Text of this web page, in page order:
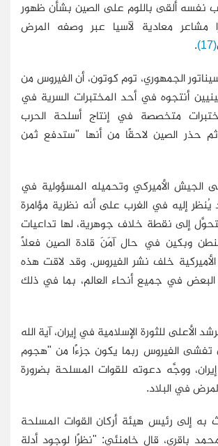
نفسه ألقى باللوم على الصين بشأن ظهور
مشاعر معادية لآسيا عبر وصفه المرض
(17)
.
الجمهوري، توم كوتون، أن الفيروس من
أنتجوه في أحد المختبرات السرية في
متخصصة في إنتاج أسلحة الحرب
حذر الصين لاحقًا من أنها "ستدفع ثمن
الجيش الأميركي وتحميله المسؤولية في
يُنظر إليه في الغرب على أنه نظرية مؤامرة
إلى نقطة خلاف جوهرية، لها تداعيات
وبكين في حال آمَنَ قادة الصين فعلًا
خلف نشر الفيروس. وقد لاقت هذه
البعض في جميع أنحاء العالم، بما في ذلك
الأعلى للثورة الإسلامية في إيران، آية الله
تفشى الفيروس ربما يكون جزءًا من "هجوم
ووجَّه دعوته للقوات المسلحة بضرورة
في البلاد.
إلى رئيس هيئة أركان القوات المسلحة
محمد باقري، قال خامنئي: "نظرًا لوجود أدلة